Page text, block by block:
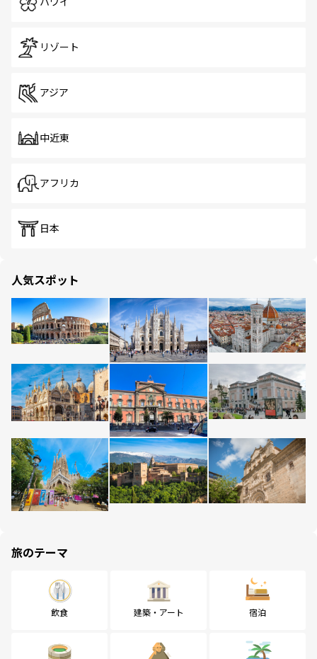
リゾート
アジア
中近東
アフリカ
日本
人気スポット
旅のテーマ
飲食 建築・アート 宿泊